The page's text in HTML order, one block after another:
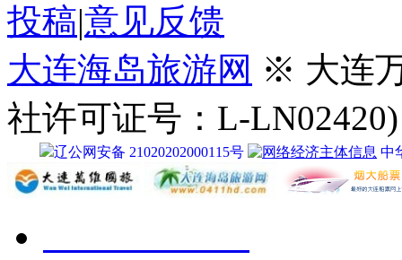
投稿|意见反馈
大连海岛旅游网 ※ 大连
社许可证号：L-LN02420)
辽公网安备 21020202000115号 中